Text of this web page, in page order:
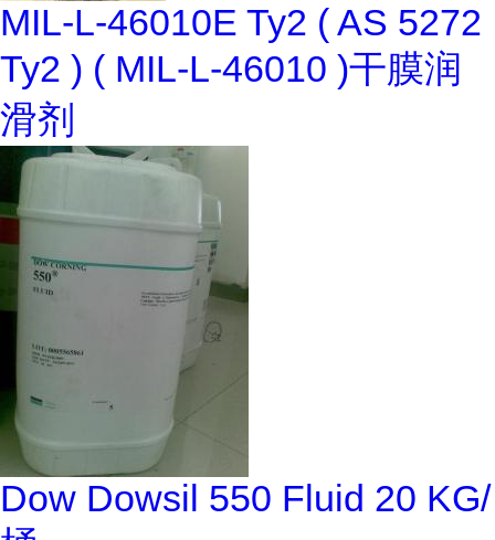
MIL-L-46010E Ty2 ( AS 5272
Ty2 ) ( MIL-L-46010 )干膜润
滑剂
Dow Dowsil 550 Fluid 20 KG/